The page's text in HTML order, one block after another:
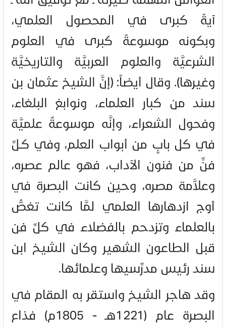
آيةً كبرى في المحصول العلمي،
وبكونه موسوعةً كبرى في العلوم
الشرعيَّة والعلوم العربيَّة والتاريخيَّة
وغيرها). وقال أيضاً: (إنَّ الشيخ عثمان بن
سند من كبار العلماء، ونوابغ البلغاء،
وفحول الشعراء، وإنَّه موسوعةٌ علميَّة
في كل بابٍ من أبواب العلم، وفي كـلِّ
فنٍّ من فنون الآداب، فهو عالم عصره،
وعلاَّمة مصره، وحين كانت البصرة في
أوج ازدهارها العلمي لمَّا كانت تغصُّ
بالعلماء وتزدحم بالفضلاء في كلِّ فن
قبل الطاعون الشهير وكان الشيخ ابن
سند رئيس مدرِّسيها وعلمائها.
وقد هاجر الشيخ واستقر به المقام في
البصرة عام (1221هـ - 1805م) فذاع